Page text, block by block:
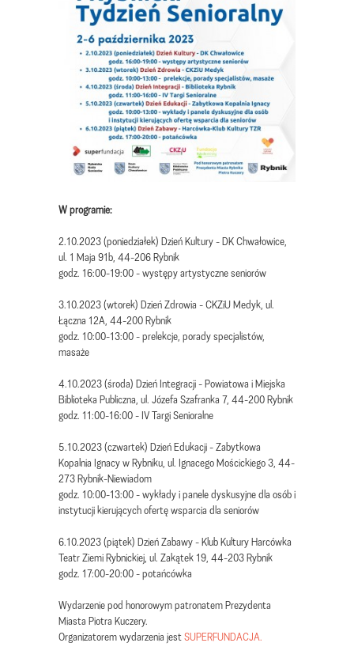
W programie:
2.10.2023 (poniedziałek) Dzień Kultury - DK Chwałowice,
ul. 1 Maja 91b, 44-206 Rybnik
godz. 16:00-19:00 - występy artystyczne seniorów
3.10.2023 (wtorek) Dzień Zdrowia - CKZiU Medyk, ul.
Łączna 12A, 44-200 Rybnik
godz. 10:00-13:00 - prelekcje, porady specjalistów,
masaże
4.10.2023 (środa) Dzień Integracji - Powiatowa i Miejska
Biblioteka Publiczna, ul. Józefa Szafranka 7, 44-200 Rybnik
godz. 11:00-16:00 - IV Targi Senioralne
5.10.2023 (czwartek) Dzień Edukacji - Zabytkowa
Kopalnia Ignacy w Rybniku, ul. Ignacego Mościckiego 3, 44-
273 Rybnik-Niewiadom
godz. 10:00-13:00 - wykłady i panele dyskusyjne dla osób i
instytucji kierujących ofertę wsparcia dla seniorów
6.10.2023 (piątek) Dzień Zabawy - Klub Kultury Harcówka
Teatr Ziemi Rybnickiej, ul. Zakątek 19, 44-203 Rybnik
godz. 17:00-20:00 - potańcówka
Wydarzenie pod honorowym patronatem Prezydenta
Miasta Piotra Kuczery.
Organizatorem wydarzenia jestSUPERFUNDACJA.